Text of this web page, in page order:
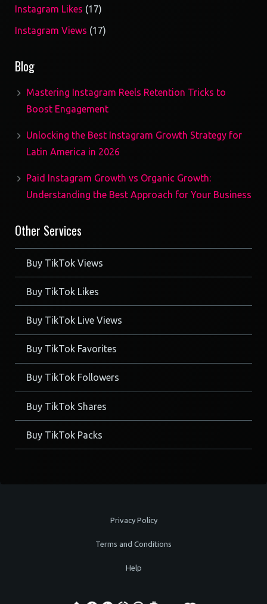
Instagram Likes 1717
products
Instagram Views 1717
Blog
Mastering Instagram Reels Retention Tricks to
Boost Engagement
Unlocking the Best Instagram Growth Strategy for
Latin America in 2026
Paid Instagram Growth vs Organic Growth:
Understanding the Best Approach for Your Business
Other Services
Buy TikTok Views
Buy TikTok Likes
Buy TikTok Live Views
Buy TikTok Favorites
Buy TikTok Followers
Buy TikTok Shares
Buy TikTok Packs
Privacy Policy
Terms and Conditions
Help